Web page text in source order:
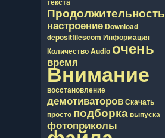
Продолжительность
настроение Download
depositfilescom Информация
КоличествоAudio очень
время
Внимание
восcтановление
демотиваторовСкачать
просто подборкавыпуска
фотоприколы